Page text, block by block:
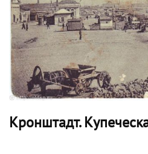
Кронштадт.